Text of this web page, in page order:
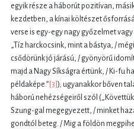
egyik része a háborút pozitívan,
kezdetben, a kínai költészet
verse is egy-egy nagy győzelmet
„Tíz harckocsink, mint a bástya, /
csődörünk jó járású, / gyönyörű
majd a Nagy Síkságra értünk, / Ki-fu
példaképe.” [3] ); ugyanakkor bőven
háború nehézségeiről szól
Szung-gal megegyezett, / minket
gondtól beteg. / Mig a földön